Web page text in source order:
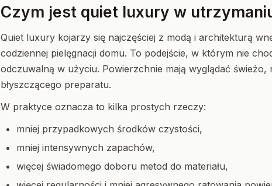
Czym jest quiet luxury w
Quiet luxury kojarzy się najczęściej z modą i architekturą
codziennej pielęgnacji domu. To podejście, w którym nie
odczuwalną w użyciu. Powierzchnie mają wyglądać
błyszczącego preparatu.
W praktyce oznacza to kilka prostych rzeczy:
mniej przypadkowych środków czystości,
mniej intensywnych zapachów,
więcej świadomego doboru metod do materiału,